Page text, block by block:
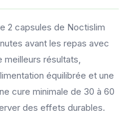
2 capsules de Noctislim
avant les repas avec
meilleurs résultats,
équilibrée et une
cure minimale de 30 à 60
des effets durables.